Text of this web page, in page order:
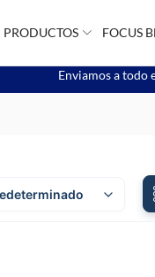
PRODUCTOS FOCUS
Enviamos a todo